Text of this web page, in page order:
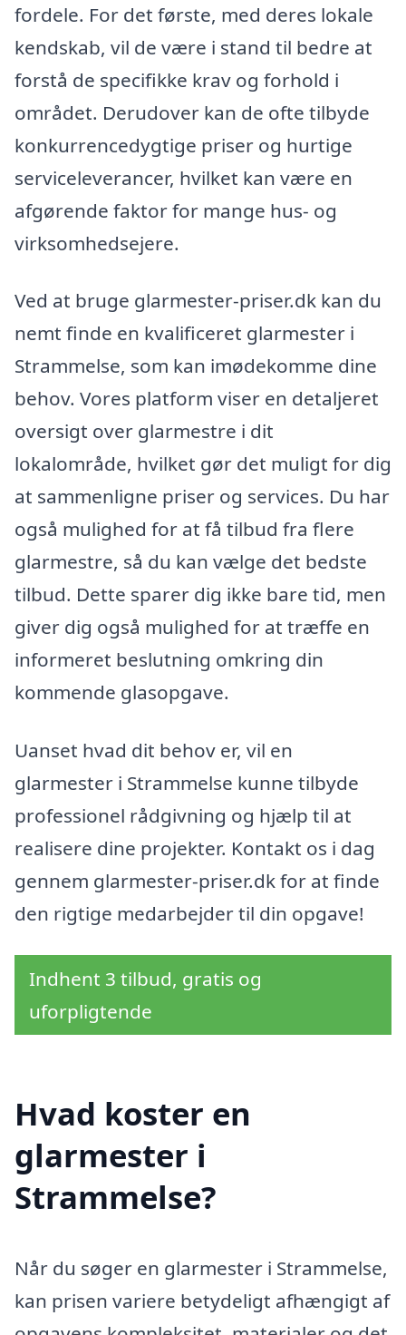
fordele. For det første, med deres lokale
kendskab, vil de være i stand til bedre at
forstå de specifikke krav og forhold i
området. Derudover kan de ofte tilbyde
konkurrencedygtige priser og hurtige
serviceleverancer, hvilket kan være en
afgørende faktor for mange hus- og
virksomhedsejere.
Ved at bruge glarmester-priser.dk kan du
nemt finde en kvalificeret glarmester i
Strammelse, som kan imødekomme dine
behov. Vores platform viser en detaljeret
oversigt over glarmestre i dit
lokalområde, hvilket gør det muligt for dig
at sammenligne priser og services. Du har
også mulighed for at få tilbud fra flere
glarmestre, så du kan vælge det bedste
tilbud. Dette sparer dig ikke bare tid, men
giver dig også mulighed for at træffe en
informeret beslutning omkring din
kommende glasopgave.
Uanset hvad dit behov er, vil en
glarmester i Strammelse kunne tilbyde
professionel rådgivning og hjælp til at
realisere dine projekter. Kontakt os i dag
gennem glarmester-priser.dk for at finde
den rigtige medarbejder til din opgave!
Indhent 3 tilbud, gratis og
uforpligtende
Hvad koster en
glarmester i
Strammelse?
Når du søger en glarmester i Strammelse,
kan prisen variere betydeligt afhængigt af